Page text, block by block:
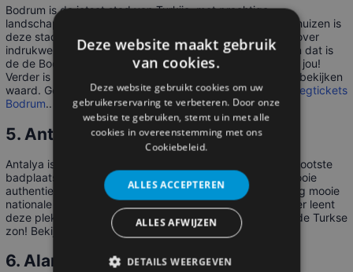
Bodrum is de jetset stad van Turkije. met prachtige
landschappen, kosmopolitische levensstijl en hagelwitte huizen is
deze stad zeker het bezoeken waard. De stad beschikt over
indrukwekkende ruïnes. Mocht je van een festival houden dat is
de de Bodrum Internationale Jachtclub (B.I.Y.C) iets voor jou!
Verder is de traditionele bouw van jachten ook zeker het bekijken
waard. Goedkope vlucht naar Bodrum nodig? Bekijk je
vliegtickets
Bodrum..
5. Antalya
Antalya is gelegen in het zuidwesten van Turkije. Deze grootste
badplaats van de Turkse Riviera staat bekend om zijn mooie
authentieke jachthaven. Voor natuurliefhebbers zijn er nog mooie
nationale parken en diverse grotten te bezichtigen. Verder leent
deze plek zich perfect voor ontspannen stranddagen in de Turkse
zon! Bekijk het aanbod
vliegtickets Antalya
6. Alanya
Deze website maakt gebruik
van cookies.
Deze website gebruikt cookies om uw
gebruikerservaring te verbeteren. Door onze
website te gebruiken, stemt u in met alle
cookies in overeenstemming met ons
Cookiebeleid.
ALLES ACCEPTEREN
ALLES AFWIJZEN
DETAILS WEERGEVEN